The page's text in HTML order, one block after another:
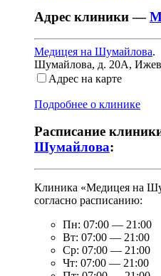
Адрес клиники —
Медицея на Шумайлова.
Шумайлова, д. 20А,
Адрес на карте
Подробнее о клинике
Расписание
Шумайлова:
Клиника «Медицея на
согласно расписанию:
Пн: 07:00 — 21:00
Вт: 07:00 — 21:00
Ср: 07:00 — 21:00
Чт: 07:00 — 21:00